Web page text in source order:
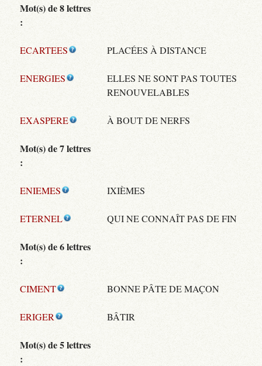
Mot(s) de 8 lettres
:
ECARTEES PLACÉES À DISTANCE
ENERGIES
ELLES NE SONT PAS TOUTES
RENOUVELABLES
EXASPERE À BOUT DE NERFS
Mot(s) de 7 lettres
:
ENIEMES IXIÈMES
ETERNEL QUI NE CONNAÎT PAS DE FIN
Mot(s) de 6 lettres
:
CIMENT BONNE PÂTE DE MAÇON
ERIGER BÂTIR
Mot(s) de 5 lettres
: